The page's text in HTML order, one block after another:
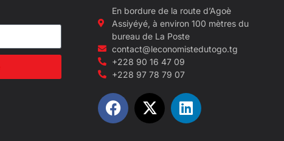
En bordure de la route d’Agoè
Assiyéyé, à environ 100 mètres du
bureau de La Poste
contact@leconomistedutogo.tg
+228 90 16 47 09
+228 97 78 79 07